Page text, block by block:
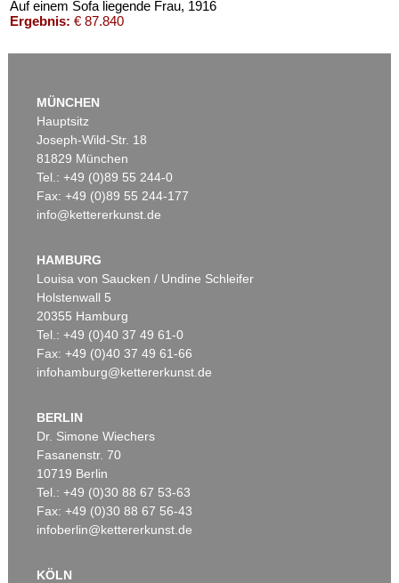
Auf einem Sofa liegende Frau, 1916
Ergebnis: € 87.840
Auktion 392 - Lot 23
Ergebnis:€ 79.300
Auktion 542 - Lot 51.10
GUSTAV KLIMT
Das Werk, 1918
Ergebnis:€ 72.500
Ergebnis:
MÜNCHEN
Hauptsitz
Joseph-Wild-Str. 18
81829 München
Tel.: +49 (0)89 55 244-0
Fax: +49 (0)89 55 244-177
info@kettererkunst.de
HAMBURG
Louisa von Saucken / Undine Schleifer
Holstenwall 5
20355 Hamburg
Tel.: +49 (0)40 37 49 61-0
Fax: +49 (0)40 37 49 61-66
infohamburg@kettererkunst.de
BERLIN
Dr. Simone Wiechers
Fasanenstr. 70
10719 Berlin
Tel.: +49 (0)30 88 67 53-63
Fax: +49 (0)30 88 67 56-43
infoberlin@kettererkunst.de
KÖLN